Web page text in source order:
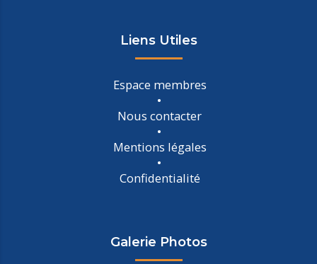
Liens Utiles
Espace membres
Nous contacter
Mentions légales
Confidentialité
Galerie Photos